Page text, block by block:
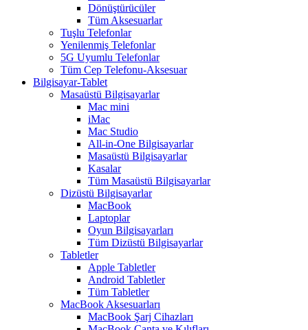
Dönüştürücüler
Tüm Aksesuarlar
Tuşlu Telefonlar
Yenilenmiş Telefonlar
5G Uyumlu Telefonlar
Tüm Cep Telefonu-Aksesuar
Bilgisayar-Tablet
Masaüstü Bilgisayarlar
Mac mini
iMac
Mac Studio
All-in-One Bilgisayarlar
Masaüstü Bilgisayarlar
Kasalar
Tüm Masaüstü Bilgisayarlar
Dizüstü Bilgisayarlar
MacBook
Laptoplar
Oyun Bilgisayarları
Tüm Dizüstü Bilgisayarlar
Tabletler
Apple Tabletler
Android Tabletler
Tüm Tabletler
MacBook Aksesuarları
MacBook Şarj Cihazları